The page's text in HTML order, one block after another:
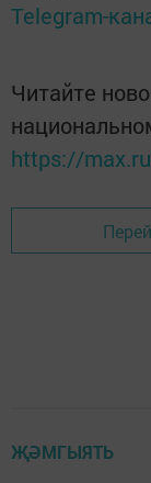
Telegram-
Читайте
https://
ҖӘМГЫЯТЬ